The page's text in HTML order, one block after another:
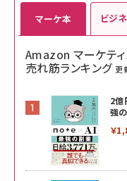
マーケ本
Amazon マーケテ
売れ筋ランキング 更
2億
強
￥
ビジ